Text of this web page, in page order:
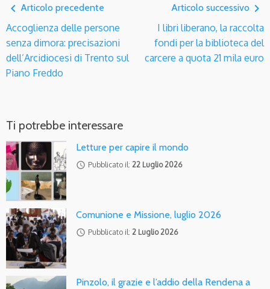
navigate_before Articolo precedente
Accoglienza delle persone
senza dimora: precisazioni
dell’Arcidiocesi di Trento sul
Piano Freddo
Articolo successivo navigate_next
I libri liberano, la raccolta
fondi per la biblioteca del
carcere a quota 21 mila euro
Ti potrebbe interessare
Letture per capire il mondo
access_time Pubblicato il: 22 Luglio 2026
Comunione e Missione, luglio 2026
access_time Pubblicato il: 2 Luglio 2026
Pinzolo, il grazie e l’addio della Rendena a